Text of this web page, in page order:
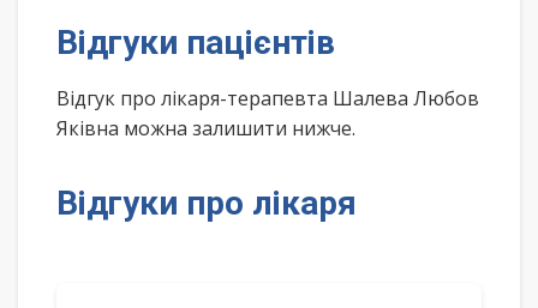
Відгуки пацієнтів
Відгук про лікаря-терапевта Шалева Любов
Яківна можна залишити нижче.
Відгуки про лікаря